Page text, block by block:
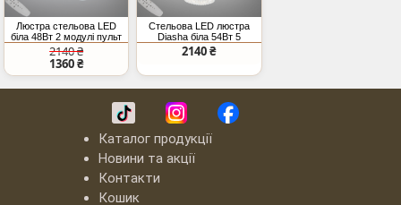
Люстра стельова LED
біла 48Вт 2 модулі пульт
2140 ₴
1360 ₴
Стельова LED люстра
Diasha біла 54Вт 5
модулів
2140 ₴
Каталог продукції
Новини та акції
Контакти
Кошик